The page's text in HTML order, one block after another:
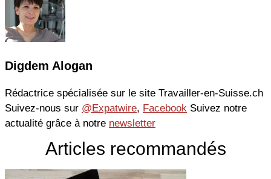
Digdem Alogan
Rédactrice spécialisée sur le site Travailler-en-Suisse.ch
Suivez-nous sur @Expatwire, Facebook Suivez notre
actualité grâce à notre newsletter
Articles recommandés